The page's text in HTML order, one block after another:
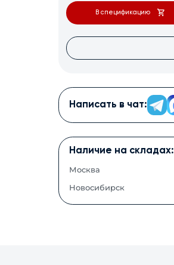
В спецификацию
Написать в чат:
Наличие на складах:
Москва
Новосибирск